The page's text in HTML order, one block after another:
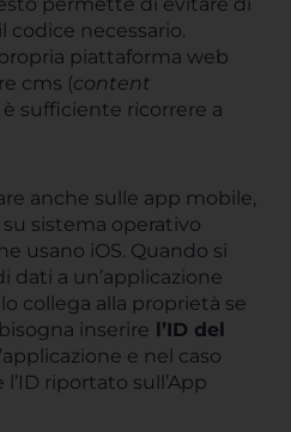
necessario.
piattaforma web
cms (content
è sufficiente ricorrere a
anche sulle app mobile,
sistema operativo
usano iOS. Quando si
dati a un’applicazione
collega alla proprietà se
inserire l’ID del
e nel caso
riportato sull’App